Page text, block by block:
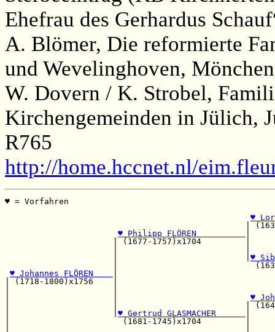
Ehefrau des Gerhardus
A. Blömer, Die reformierte
und Wevelinghoven,
W. Dovern / K. Strobel,
Kirchengemeinden in Jülich,
R765
http://home.hccnet.nl/
♥ =
♥
♥ Philipp FLÖREN
| (1677-
♥
|
♥ Johannes FLÖREN
| (1718-
♥
|                     |                          |
♥ Gertrud GLASMACHER
|                       (1681-